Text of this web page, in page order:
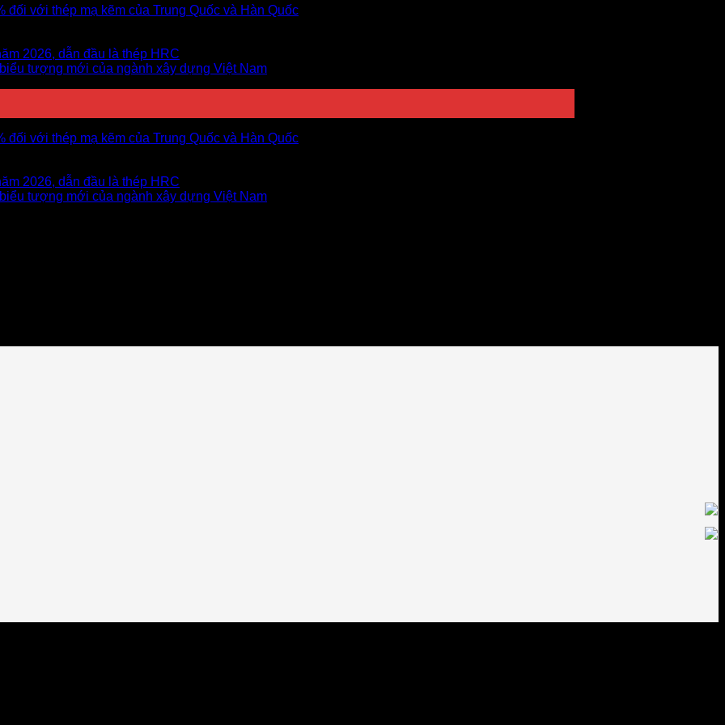
với thép mạ kẽm của Trung Quốc và Hàn Quốc
2026, dẫn đầu là thép HRC
tượng mới của ngành xây dựng Việt Nam
với thép mạ kẽm của Trung Quốc và Hàn Quốc
2026, dẫn đầu là thép HRC
tượng mới của ngành xây dựng Việt Nam